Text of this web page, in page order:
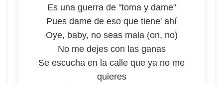
Es una guerra de "toma y dame"
Pues dame de eso que tiene' ahí
Oye, baby, no seas mala (on, no)
No me dejes con las ganas
Se escucha en la calle que ya no me
quieres